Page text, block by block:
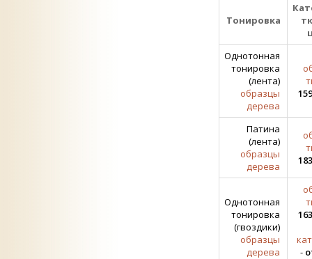
Тонировка
Однотонная
тонировка
(лента)
образцы
дерева
Патина
(лента)
образцы
дерева
Однотонная
тонировка
(гвоздики)
образцы
дерева
-